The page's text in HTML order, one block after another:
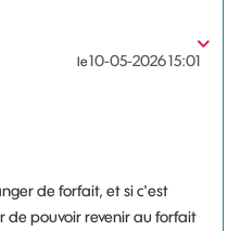
le‎10-05-202615:01
de forfait, et si c'est
de pouvoir revenir au forfait